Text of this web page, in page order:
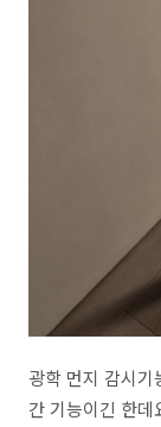
광학 먼지 감시
간 기능이긴 한